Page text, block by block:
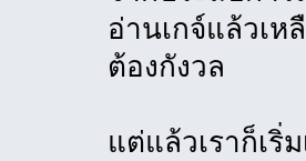
อ่านเกจ์แล้วเห
ต้องกังวล
แต่แล้วเราก็เริ่